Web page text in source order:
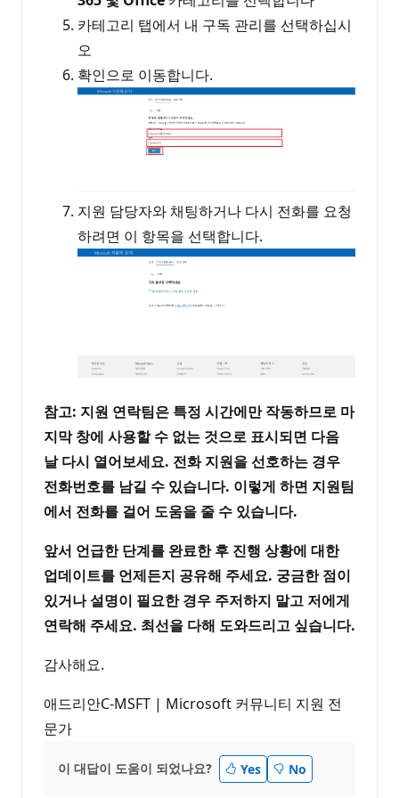
카테고리 탭에서 내 구독 관리를 선택하십시
오
확인으로 이동합니다.
지원 담당자와 채팅하거나 다시 전화를 요청
하려면 이 항목을 선택합니다.
참고: 지원 연락팀은 특정 시간에만 작동하므로 마
지막 창에 사용할 수 없는 것으로 표시되면 다음
날 다시 열어보세요. 전화 지원을 선호하는 경우
전화번호를 남길 수 있습니다. 이렇게 하면 지원팀
에서 전화를 걸어 도움을 줄 수 있습니다.
앞서 언급한 단계를 완료한 후 진행 상황에 대한
업데이트를 언제든지 공유해 주세요. 궁금한 점이
있거나 설명이 필요한 경우 주저하지 말고 저에게
연락해 주세요. 최선을 다해 도와드리고 싶습니다.
감사해요.
애드리안C-MSFT | Microsoft 커뮤니티 지원 전
문가
이 대답이 도움이 되었나요? Yes No